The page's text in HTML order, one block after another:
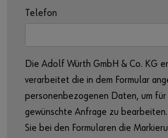
Telefon
Die Adolf Würth GmbH & Co. KG
verarbeitet die in dem Formular
personenbezogenen Daten, um für
gewünschte Anfrage zu
Sie bei den Formularen die